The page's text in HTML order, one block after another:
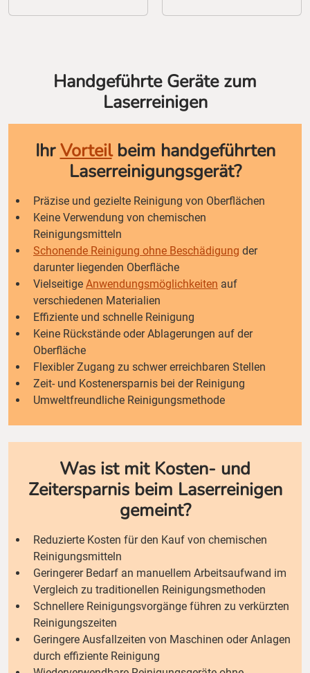
Handgeführte Geräte zum
Laserreinigen
IhrVorteilbeim handgeführten
Laserreinigungsgerät?
Präzise und gezielte Reinigung von Oberflächen
Keine Verwendung von chemischen
Reinigungsmitteln
Schonende Reinigung ohne Beschädigung der
darunter liegenden Oberfläche
Vielseitige Anwendungsmöglichkeiten auf
verschiedenen Materialien
Effiziente und schnelle Reinigung
Keine Rückstände oder Ablagerungen auf der
Oberfläche
Flexibler Zugang zu schwer erreichbaren Stellen
Zeit- und Kostenersparnis bei der Reinigung
Umweltfreundliche Reinigungsmethode
Was ist mit Kosten- und
Zeitersparnis beim Laserreinigen
gemeint?
Reduzierte Kosten für den Kauf von chemischen
Reinigungsmitteln
Geringerer Bedarf an manuellem Arbeitsaufwand im
Vergleich zu traditionellen Reinigungsmethoden
Schnellere Reinigungsvorgänge führen zu verkürzten
Reinigungszeiten
Geringere Ausfallzeiten von Maschinen oder Anlagen
durch effiziente Reinigung